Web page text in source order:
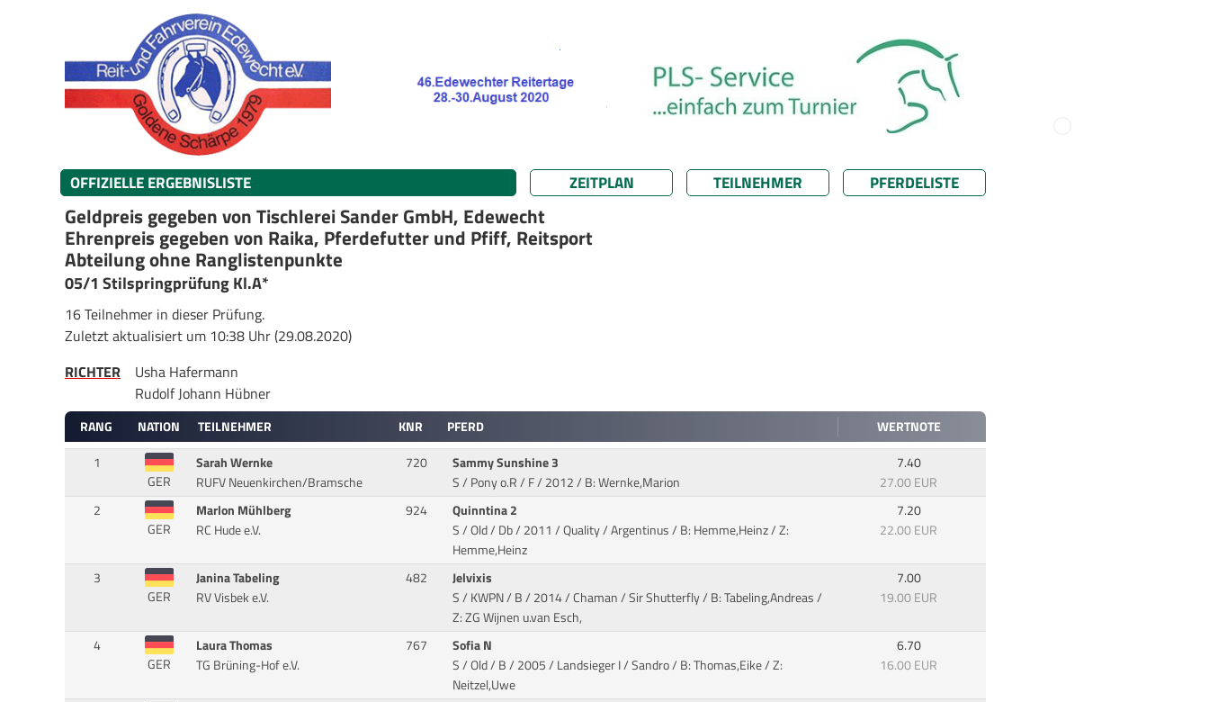
OFFIZIELLE ERGEBNISLISTE ZEITPLAN TEILNEHMER PFERDELISTE
Geldpreis gegeben von Tischlerei Sander GmbH, Edewecht
Ehrenpreis gegeben von Raika, Pferdefutter und Pfiff, Reitsport
Abteilung ohne Ranglistenpunkte
05/1 Stilspringprüfung Kl.A*
16 Teilnehmer in dieser Prüfung.
Zuletzt aktualisiert um 10:38 Uhr (29.08.2020)
RICHTER
Usha Hafermann
Rudolf Johann Hübner
RANG NATION TEILNEHMER KNR PFERD
WERTNOTE
1
GER
Sarah Wernke
RUFV Neuenkirchen/Bramsche
720
Sammy Sunshine 3
S / Pony o.R / F / 2012/ B: Wernke,Marion
7.40
27.00 EUR
2
GER
Marlon Mühlberg
RC Hude e.V.
924
Quinntina 2
S / Old / Db / 2011 / Quality / Argentinus/ B: Hemme,Heinz / Z:
Hemme,Heinz
7.20
22.00 EUR
3
GER
Janina Tabeling
RV Visbek e.V.
482
Jelvixis
S / KWPN / B / 2014 / Chaman / Sir Shutterfly/ B: Tabeling,Andreas /
Z: ZG Wijnen u.van Esch,
7.00
19.00 EUR
4
GER
Laura Thomas
TG Brüning-Hof e.V.
767
Sofia N
S / Old / B / 2005 / Landsieger I / Sandro/ B: Thomas,Eike / Z:
Neitzel,Uwe
6.70
16.00 EUR